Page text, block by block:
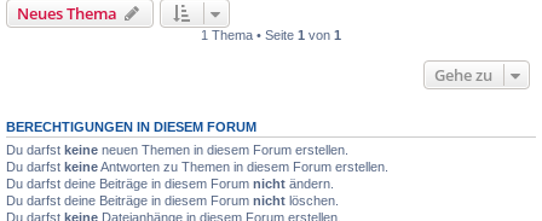
Neues Thema
1 Thema • Seite 1 von 1
Gehe zu
BERECHTIGUNGEN IN DIESEM FORUM
Du darfst keine neuen Themen in diesem Forum erstellen.
Du darfst keineAntworten zu Themen in diesem Forum erstellen.
Du darfst deine Beiträge in diesem Forum nicht ändern.
Du darfst deine Beiträge in diesem Forum nicht löschen.
Du darfst keine Dateianhänge in diesem Forum erstellen.